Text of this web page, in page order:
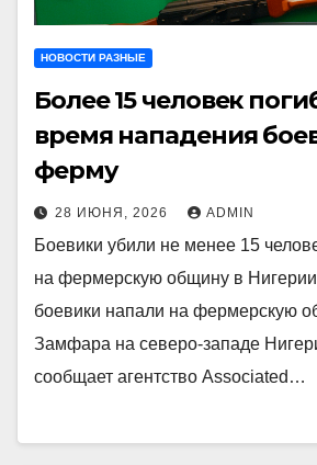
НОВОСТИ РАЗНЫЕ
Более 15 человек
время нападения
ферму
28 ИЮНЯ, 2026 ADMIN
Боевики убили не менее 15
на фермерскую общину в
боевики напали на фермерскую
Замфара на северо-западе
сообщает агентство Associated…